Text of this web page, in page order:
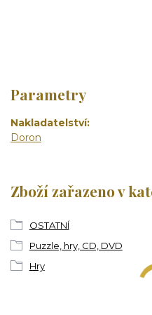
Parametry
Nakladatelství
Doron
Zboží zařazeno v
OSTATNÍ
Puzzle, hry, CD, DVD
Hry